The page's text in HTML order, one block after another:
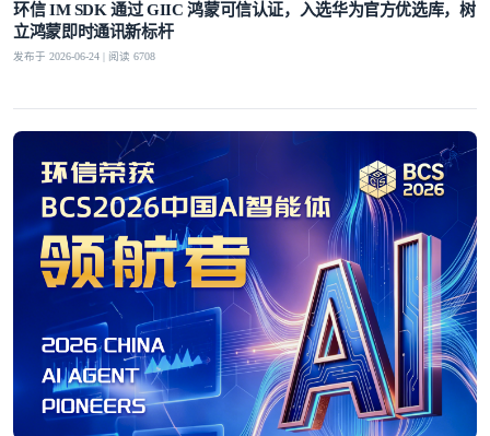
环信 IM SDK 通过 GIIC 鸿蒙可信认证，入选华为官方优选库，树
立鸿蒙即时通讯新标杆
发布于 2026-06-24 | 阅读 6708